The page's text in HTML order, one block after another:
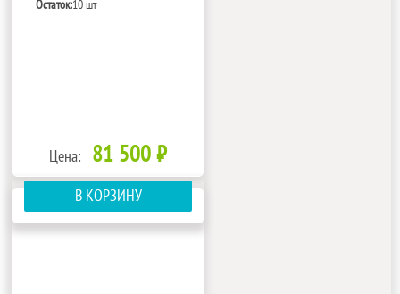
Остаток:10 шт
Цена: 81 500 ₽
В КОРЗИНУ